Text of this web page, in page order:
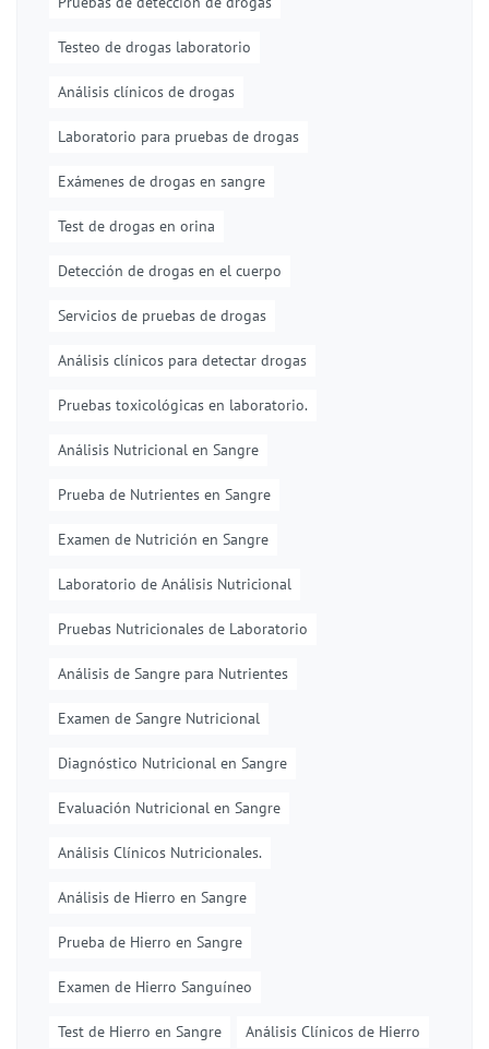
Testeo de drogas laboratorio
Análisis clínicos de drogas
Laboratorio para pruebas de drogas
Exámenes de drogas en sangre
Test de drogas en orina
Detección de drogas en el cuerpo
Servicios de pruebas de drogas
Análisis clínicos para detectar drogas
Pruebas toxicológicas en laboratorio.
Análisis Nutricional en Sangre
Prueba de Nutrientes en Sangre
Examen de Nutrición en Sangre
Laboratorio de Análisis Nutricional
Pruebas Nutricionales de Laboratorio
Análisis de Sangre para Nutrientes
Examen de Sangre Nutricional
Diagnóstico Nutricional en Sangre
Evaluación Nutricional en Sangre
Análisis Clínicos Nutricionales.
Análisis de Hierro en Sangre
Prueba de Hierro en Sangre
Examen de Hierro Sanguíneo
Test de Hierro en Sangre Análisis Clínicos de Hierro